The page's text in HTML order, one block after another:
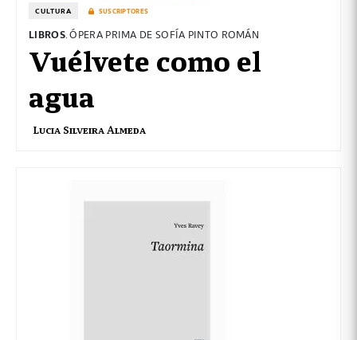
CULTURA SUSCRIPTORES
LIBROS. ÓPERA PRIMA DE SOFÍA PINTO ROMÁN
Vuélvete como el
agua
Lucia Silveira Almeda